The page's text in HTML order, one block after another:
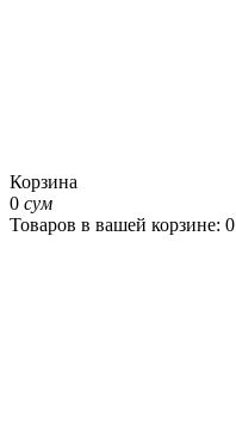
Корзина
0 сум
Товаров в вашей корзине: 0